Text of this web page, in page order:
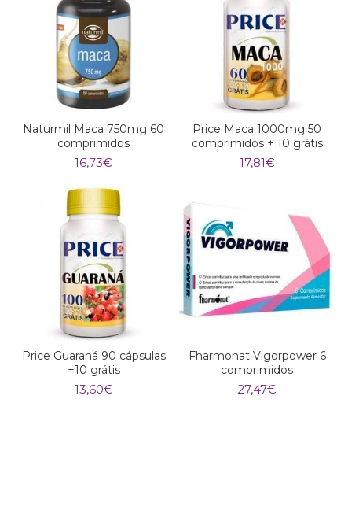
Naturmil Maca 750mg 60
comprimidos
16,73€
Price Maca 1000mg 50
comprimidos + 10 grátis
17,81€
Price Guaraná 90 cápsulas
+10 grátis
13,60€
Fharmonat Vigorpower 6
comprimidos
27,47€